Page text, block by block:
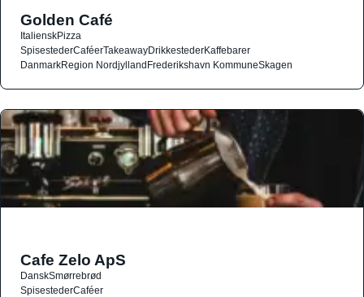
Golden Café
ItalienskPizza
SpisestederCaféerTakeawayDrikkestederKaffebarer
DanmarkRegion NordjyllandFrederikshavn KommuneSkagen
Cafe Zelo ApS
DanskSmørrebrød
SpisestederCaféer